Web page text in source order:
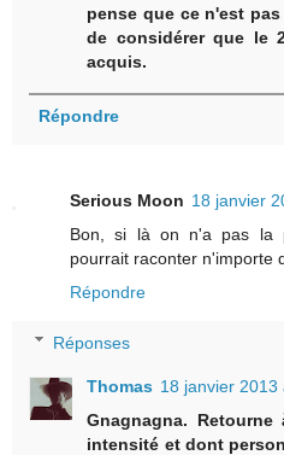
pense que ce n'est
de considérer que le
acquis.
Répondre
Serious Moon 18 janvier
Bon, si là on n'a pas la
pourrait raconter n'importe
Répondre
Réponses
Thomas 18 janvier 2013
Gnagnagna.
intensité et dont